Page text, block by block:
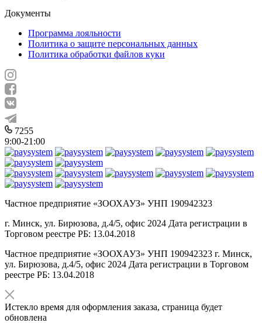
Документы
Программа лояльности
Политика о защите персональных данных
Политика обработки файлов куки
7255
9:00-21:00
Частное предприятие «ЗООХАУЗ» УНП 190942323
г. Минск, ул. Бирюзова, д.4/5, офис 2024 Дата регистрации в
Торговом реестре РБ: 13.04.2018
Частное предприятие «ЗООХАУЗ» УНП 190942323 г. Минск,
ул. Бирюзова, д.4/5, офис 2024 Дата регистрации в Торговом
реестре РБ: 13.04.2018
Истекло время для оформления заказа, страница будет
обновлена